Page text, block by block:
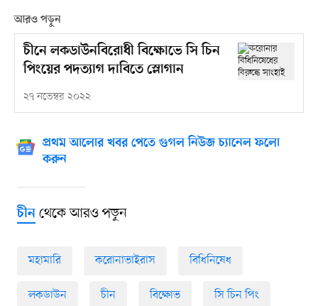
আরও পড়ুন
চীনে লকডাউনবিরোধী বিক্ষোভে সি চিন
পিংয়ের পদত্যাগ দাবিতে স্লোগান
২৭ নভেম্বর ২০২২
প্রথম আলোর খবর পেতে গুগল নিউজ চ্যানেল ফলো
করুন
চীনথেকে আরও পড়ুন
মহামারি করোনাভাইরাস বিধিনিষেধ
লকডাউন চীন বিক্ষোভ সি চিন পিং